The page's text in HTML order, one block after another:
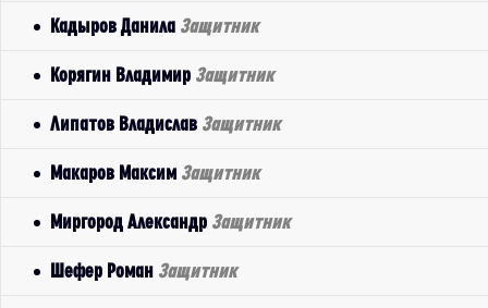
Кадыров Данила Защитник
Корягин Владимир Защитник
Липатов Владислав Защитник
Макаров Максим Защитник
Миргород Александр Защитник
Шефер Роман Защитник